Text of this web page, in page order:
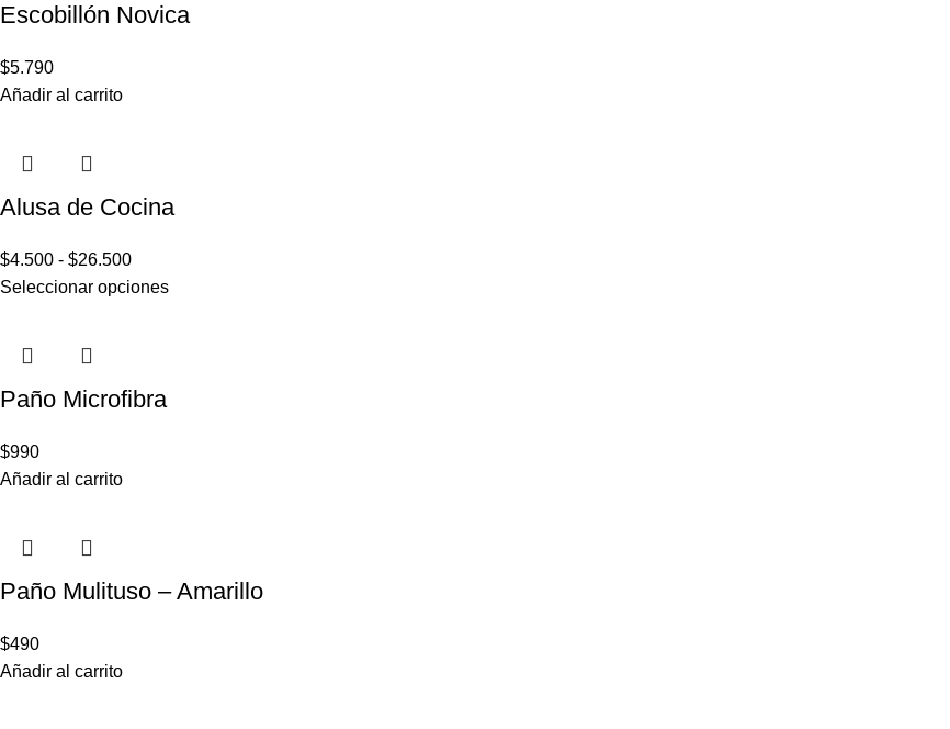
Escobillón Novica
$5.790
Añadir al carrito
Alusa de Cocina
$4.500 - $26.500
Seleccionar opciones
Paño Microfibra
$990
Añadir al carrito
Paño Mulituso – Amarillo
$490
Añadir al carrito